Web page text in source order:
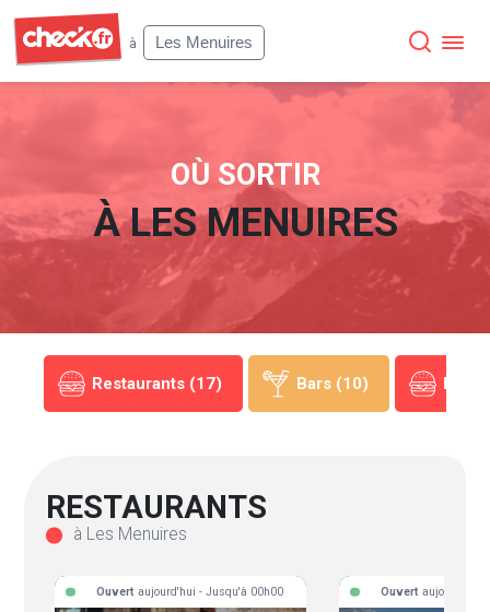
à
Les Menuires
OÙ SORTIR
ÀLES MENUIRES
Restaurants (17) Bars (10)
RESTAURANTS
à Les Menuires
Ouvert aujourd'hui - Jusqu'à 00h00 Ouvert aujourd'hui